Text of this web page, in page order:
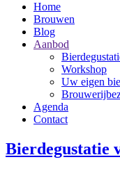
Hoofdnavigatie
Home
Brouwen
Blog
Aanbod
Workshop
Uw eigen
Agenda
Contact
Bierdegustatie